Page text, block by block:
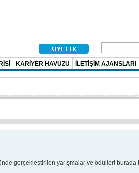
KARİYER HAVUZU İLETİŞİM AJANSLARI
gerçekleştirilen yarışmalar ve ödülleri